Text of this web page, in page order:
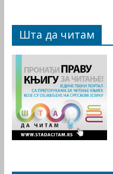
Шта да читам